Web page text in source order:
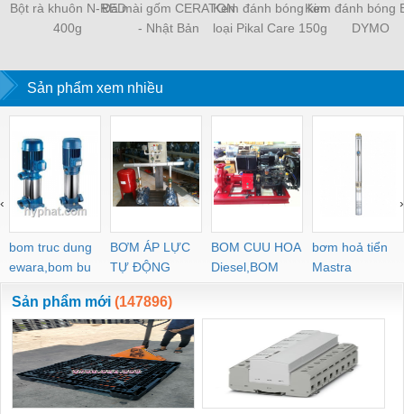
Bột rà khuôn N-RED
400g
Đá mài gốm CERATON
- Nhật Bản
Kem đánh bóng kim
loại Pikal Care 150g
Kem đánh bóng
DYMO
Sản phẩm xem nhiều
bom truc dung
ewara,bom bu
ewara
BƠM ÁP LỰC
TỰ ĐỘNG
BOM CUU HOA
Diesel,BOM
CHUA CHAY
bơm hoả tiển
Mastra
‹ ›
Sản phẩm mới (147896)